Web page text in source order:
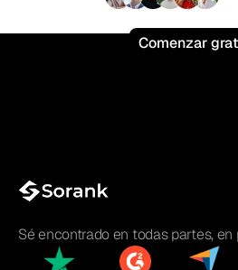
Comenzar
Sé encontrado en todas partes,